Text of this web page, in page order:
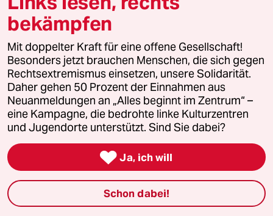
der Schlange nicht wüssten, "ob das
der hoch qualifizierte Entwickler
Künstlicher Intelligenz aus Indien ist
oder eigentlich ein sich bei uns illegal
aufhaltender, höchstens geduldeter
Ausländer". Da ist vielleicht echt was
dran. Ein Nährboden für rechte
Rattenfänger.
Mustardman
10.06.2018, 19:49 Uhr
@Jonas Gerngries:
Ob jemand ein "illegaler, höchstens
geduldeter Ausländer" ist, ist mir und
bekämpfen
Mit doppelter Kraft für eine offene Gesellschaft!
Besonders jetzt brauchen Menschen, die sich gegen
Rechtsextremismus einsetzen, unsere Solidarität.
Daher gehen 50 Prozent der Einnahmen aus
Neuanmeldungen an „Alles beginnt im Zentrum“ –
eine Kampagne, die bedrohte linke Kulturzentren
und Jugendorte unterstützt. Sind Sie dabei?
 Ja, ich will
Schon dabei!